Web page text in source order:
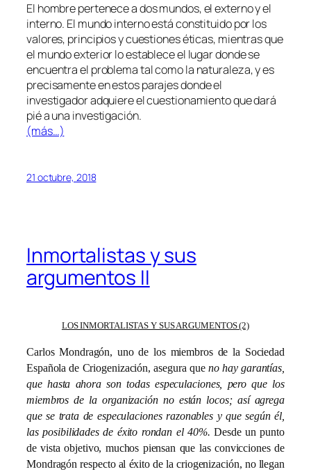
El hombre pertenece a dos mundos, el externo y el
interno. El mundo interno está constituido por los
valores, principios y cuestiones éticas, mientras que
el mundo exterior lo establece el lugar donde se
encuentra el problema tal como la naturaleza, y es
precisamente en estos parajes donde el
investigador adquiere el cuestionamiento que dará
pié a una investigación.
(más…)
21 octubre, 2018
Inmortalistas y sus
argumentos II
LOS INMORTALISTAS Y SUS ARGUMENTOS (2)
Carlos Mondragón, uno de los miembros de la Sociedad
Española de Criogenización, asegura que no hay garantías,
que hasta ahora son todas especulaciones, pero que los
miembros de la organización no están locos; así agrega
que se trata de especulaciones razonables y que según él,
las posibilidades de éxito rondan el 40%. Desde un punto
de vista objetivo, muchos piensan que las convicciones de
Mondragón respecto al éxito de la criogenización, no llegan